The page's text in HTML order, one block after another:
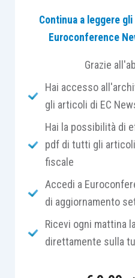
estero, utili e altri
partecipazioni in
corrisposto somme o
alla fonte, ai sensi
,25-ter,29, D.P.R.
comma 4, D.P.R. 42/1988
In particolare, nel
esposti i
dati
ritenute trattenute
le ritenute
Continua a leggere
Euroconference
Grazie
Hai accesso
gli articoli di EC
Hai la possibilità di
pdf di tutti gli
fiscale
Accedi a
di aggiornamento
Ricevi ogni mattina
direttamente sulla